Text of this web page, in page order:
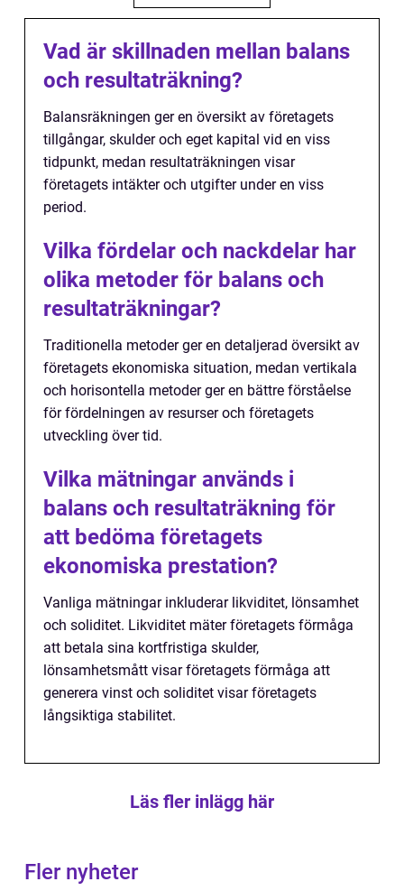
Vad är skillnaden mellan balans
och resultaträkning?
Balansräkningen ger en översikt av företagets
tillgångar, skulder och eget kapital vid en viss
tidpunkt, medan resultaträkningen visar
företagets intäkter och utgifter under en viss
period.
Vilka fördelar och nackdelar har
olika metoder för balans och
resultaträkningar?
Traditionella metoder ger en detaljerad översikt av
företagets ekonomiska situation, medan vertikala
och horisontella metoder ger en bättre förståelse
för fördelningen av resurser och företagets
utveckling över tid.
Vilka mätningar används i
balans och resultaträkning för
att bedöma företagets
ekonomiska prestation?
Vanliga mätningar inkluderar likviditet, lönsamhet
och soliditet. Likviditet mäter företagets förmåga
att betala sina kortfristiga skulder,
lönsamhetsmått visar företagets förmåga att
generera vinst och soliditet visar företagets
långsiktiga stabilitet.
Läs fler inlägg här
Fler nyheter